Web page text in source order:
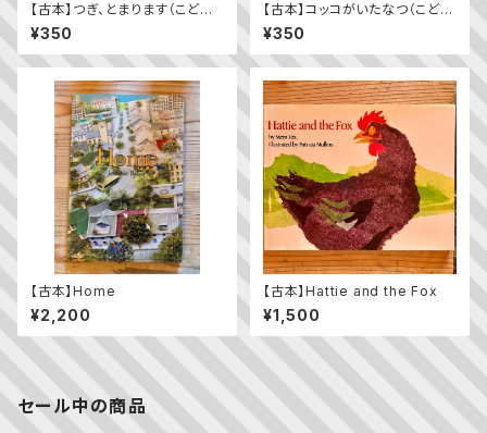
【古本】つぎ、とまります（こども
のとも年少版 2009年11月
号）（第392号）
¥350
【古本】コッコがいたなつ（こども
のとも2023年9月号）
¥350
【古本】Home
¥2,200
【古本】Hattie and the Fox
¥1,500
セール中の商品